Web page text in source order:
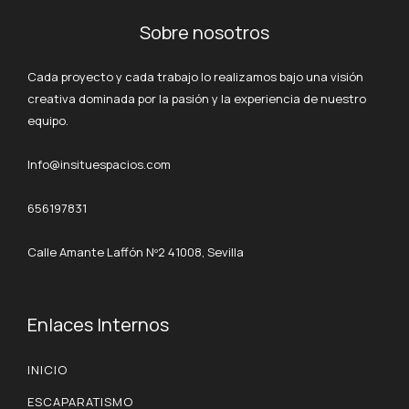
Sobre nosotros
Cada proyecto y cada trabajo lo realizamos bajo una visión
creativa dominada por la pasión y la experiencia de nuestro
equipo.
Info@insituespacios.com
656197831
Calle Amante Laffón Nº2 41008, Sevilla
Enlaces Internos
INICIO
ESCAPARATISMO